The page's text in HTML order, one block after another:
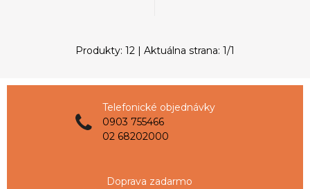
Produkty: 12 | Aktuálna strana: 1/1
Telefonické objednávky
0903 755466
02 68202000
Doprava zadarmo